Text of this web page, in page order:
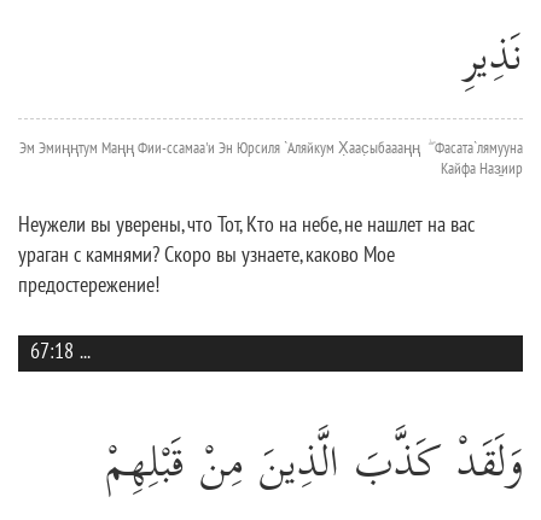
نَذِيرِ
Эм Эмиңңтум Маңң Фии-ссамаа'и Эн Юрсиля `Аляйкум Х̣аас̣ыбаааңң ۖ Фасата`лямууна
Кайфа Наз̱иир
Неужели вы уверены, что Тот, Кто на небе, не нашлет на вас
ураган с камнями? Скоро вы узнаете, каково Мое
предостережение!
67:18 ...
وَلَقَدْ كَذَّبَ الَّذِينَ مِنْ قَبْلِهِمْ